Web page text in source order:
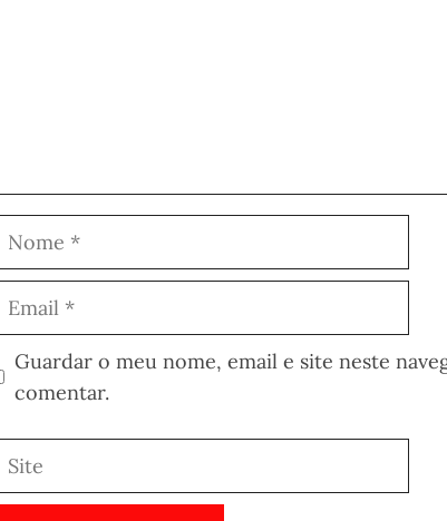
Nome
Email
Guardar o meu nome, email e site neste
comentar.
Site